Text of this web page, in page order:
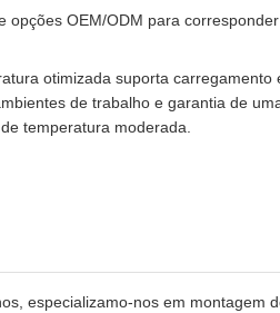
opções OEM/ODM para
otimizada suporta carregamento
de trabalho e garantia de
temperatura moderada.
especializamo-nos em montagem